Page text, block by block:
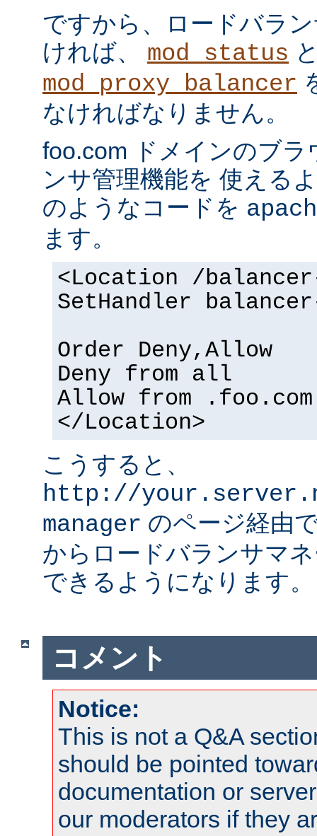
ですから、ロードバラ
ければ、 mod_status
mod_proxy_balancer
なければなりません。
foo.com ドメインのブ
ンサ管理機能を 使える
のようなコードを
ます。
<Location /balancer-
SetHandler
Order Deny,Allow
Deny from all
Allow from .foo.com
</Location>
こうすると、
http://
manager のページ経由
からロードバランサマ
できるようになります。
コメント
Notice:
This is not a Q&A
should be pointed
documentation or
our moderators if they